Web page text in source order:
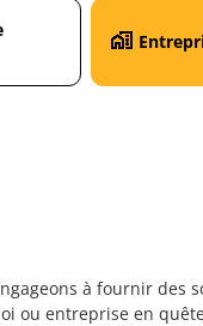
à fournir des
ou entreprise en